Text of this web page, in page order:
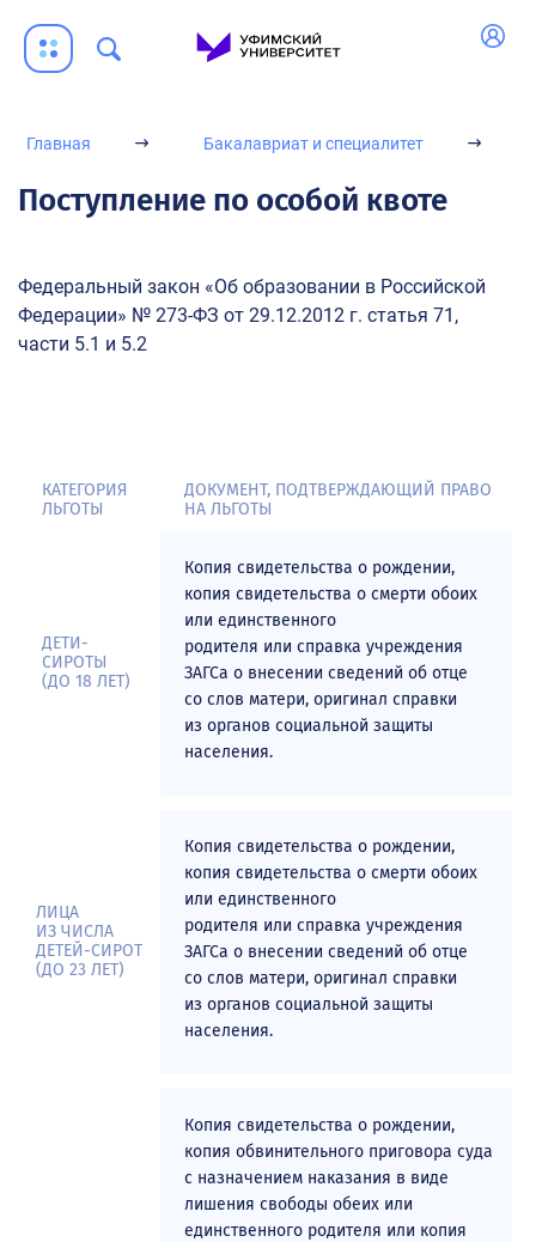
Правила приема
специальностей СПО
Военно-учетные специальности
Информация о дополнительных стипендиях
Особенности приема
Отдельная квота: формы справок (военный комиссариат,
Поступление по целевой квоте
Инструкция по работе в ЛК работодателя в части организации
целевого обучения
О целевом обучении от Министерства науки и высшего
Списки по поступлению
Конкурсные списки
Вступительные испытания
Перечень вступительных испытаний
Особенности проведения вступительных испытаний для лиц с
ограниченными возможностями здоровья и инвалидов
Правила подачи и рассмотрения апелляций
Инструкция по прохождению вступительных испытаний
Главная Бакалавриат и специалитет
Поступление по особой квоте
Федеральный закон «Об образовании в Российской
Федерации» № 273-ФЗ от 29.12.2012 г. статья 71,
части 5.1 и 5.2
КАТЕГОРИЯ
ЛЬГОТЫ
ДОКУМЕНТ, ПОДТВЕРЖДАЮЩИЙ ПРАВО
НА ЛЬГОТЫ
ДЕТИ-
СИРОТЫ
(ДО 18 ЛЕТ)
Копия свидетельства о рождении,
копия свидетельства о смерти обоих
или единственного
родителя или справка учреждения
ЗАГСа о внесении сведений об отце
со слов матери, оригинал справки
из органов социальной защиты
населения.
ЛИЦА
ИЗ ЧИСЛА
ДЕТЕЙ-СИРОТ
(ДО 23 ЛЕТ)
Копия свидетельства о рождении,
копия свидетельства о смерти обоих
или единственного
родителя или справка учреждения
ЗАГСа о внесении сведений об отце
со слов матери, оригинал справки
из органов социальной защиты
населения.
Копия свидетельства о рождении,
копия обвинительного приговора суда
с назначением наказания в виде
лишения свободы обеих или
единственного родителя или копия